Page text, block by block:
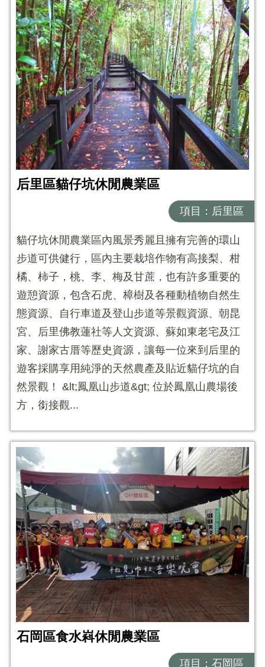
后里區貓仔坑休閒農業區
項目：后里區
貓仔坑休閒農業區內風景秀麗且擁有完善的環山
步道可供健行，區內主要栽培作物有高接梨、柑
橘、柿子，桃、李、梅及甘蔗，也有許多重要的
遊憩資源，包含石虎、樟樹及各種動植物自然生
態資源、自行車道及登山步道等景觀資源、朝昆
宮、后里佛教蓮社等人文資源、蘇如東老宅及江
家、謝家古厝等歷史資源，讓每一位來到后里的
遊客採購享用純淨的天然農產及貼近貓仔坑的自
然景觀！ &lt;鳳凰山步道&gt; 位於鳳凰山農場後
方，銜接觀...
石岡區食水嵙休閒農業區
項目：石岡區